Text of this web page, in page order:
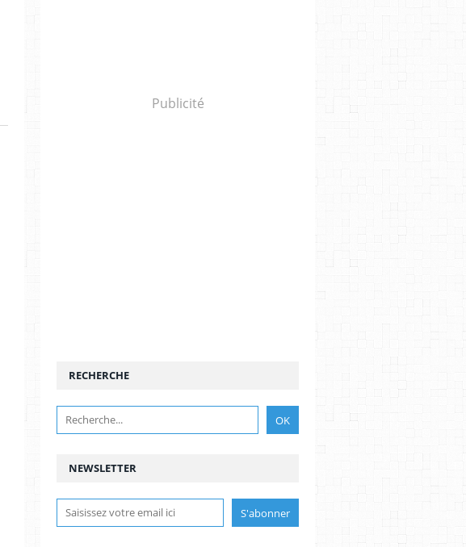
Publicité
NEWSLETTER
RECHERCHE